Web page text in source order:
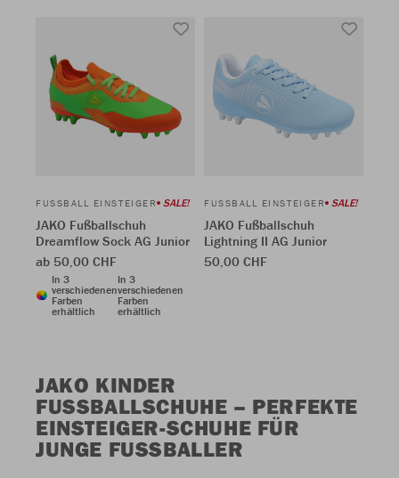
FUSSBALL EINSTEIGER SALE!
JAKO Fußballschuh
Dreamflow Sock AG Junior
ab 50,00 CHF
In 3
verschiedenen
Farben
erhältlich
In 3
verschiedenen
Farben
erhältlich
FUSSBALL EINSTEIGER SALE!
JAKO Fußballschuh
Lightning II AG Junior
50,00 CHF
JAKO KINDER
FUSSBALLSCHUHE – PERFEKTE E
INSTEIGER-SCHUHE FÜR J
UNGE FUSSBALLER